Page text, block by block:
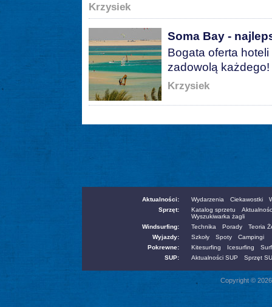
Krzysiek
Soma Bay -
Bogata oferta
zadowolą każdego!
Krzysiek
Aktualności: Wydarzenia Ciekawostki
Sprzęt:
Katalog sprzetu
Wyszukiwarka żagli
Windsurfing:
Technika Porady
Teoria
Wyjazdy:
Szkoły Spoty
Campingi
Pokrewne:
Kitesurfing Icesurfing
SUP:
Aktualności SUP Sprzęt
Copyright ©